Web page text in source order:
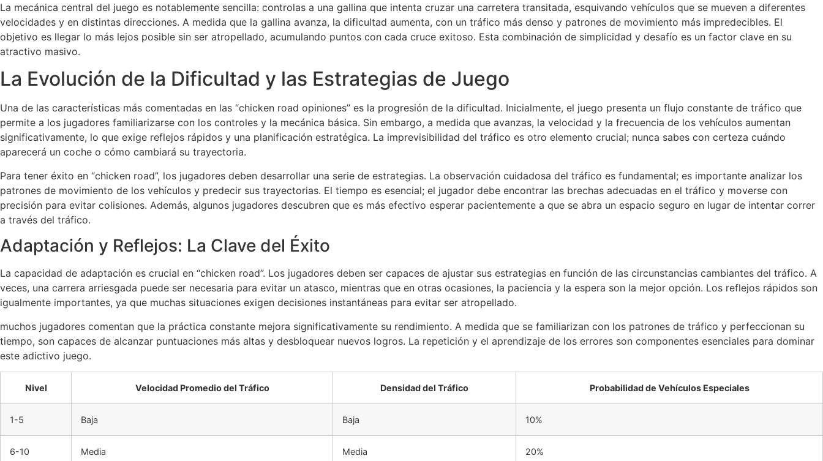
La mecánica central del juego es notablemente sencilla: controlas a una gallina que intenta cruzar una carretera transitada, esquivando vehículos que se mueven a diferentes
velocidades y en distintas direcciones. A medida que la gallina avanza, la dificultad aumenta, con un tráfico más denso y patrones de movimiento más impredecibles. El
objetivo es llegar lo más lejos posible sin ser atropellado, acumulando puntos con cada cruce exitoso. Esta combinación de simplicidad y desafío es un factor clave en su
atractivo masivo.
La Evolución de la Dificultad y las Estrategias de Juego
Una de las características más comentadas en las “chicken road opiniones” es la progresión de la dificultad. Inicialmente, el juego presenta un flujo constante de tráfico que
permite a los jugadores familiarizarse con los controles y la mecánica básica. Sin embargo, a medida que avanzas, la velocidad y la frecuencia de los vehículos aumentan
significativamente, lo que exige reflejos rápidos y una planificación estratégica. La imprevisibilidad del tráfico es otro elemento crucial; nunca sabes con certeza cuándo
aparecerá un coche o cómo cambiará su trayectoria.
Para tener éxito en “chicken road”, los jugadores deben desarrollar una serie de estrategias. La observación cuidadosa del tráfico es fundamental; es importante analizar los
patrones de movimiento de los vehículos y predecir sus trayectorias. El tiempo es esencial; el jugador debe encontrar las brechas adecuadas en el tráfico y moverse con
precisión para evitar colisiones. Además, algunos jugadores descubren que es más efectivo esperar pacientemente a que se abra un espacio seguro en lugar de intentar correr
a través del tráfico.
Adaptación y Reflejos: La Clave del Éxito
La capacidad de adaptación es crucial en “chicken road”. Los jugadores deben ser capaces de ajustar sus estrategias en función de las circunstancias cambiantes del tráfico. A
veces, una carrera arriesgada puede ser necesaria para evitar un atasco, mientras que en otras ocasiones, la paciencia y la espera son la mejor opción. Los reflejos rápidos son
igualmente importantes, ya que muchas situaciones exigen decisiones instantáneas para evitar ser atropellado.
muchos jugadores comentan que la práctica constante mejora significativamente su rendimiento. A medida que se familiarizan con los patrones de tráfico y perfeccionan su
tiempo, son capaces de alcanzar puntuaciones más altas y desbloquear nuevos logros. La repetición y el aprendizaje de los errores son componentes esenciales para dominar
este adictivo juego.
Nivel Velocidad Promedio del Tráfico Densidad del Tráfico Probabilidad de Vehículos Especiales
1-5 Baja Baja 10%
6-10 Media Media 20%